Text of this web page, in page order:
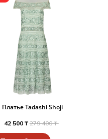
Платье Tadashi Shoji
42 500 ₸ 279 400 ₸